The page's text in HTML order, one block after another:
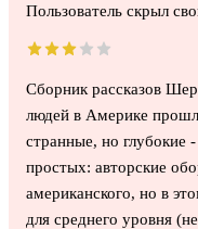
Пользователь скрыл
Сборник рассказов
людей в Америке
странные, но глубокие
простых: авторские
американского, но в
для среднего уровня